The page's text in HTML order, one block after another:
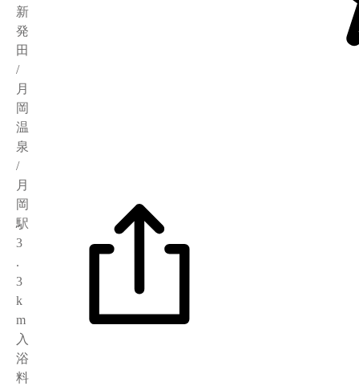
新
発
田
/
月
岡
温
泉
/
月
岡
駅
3
.
3
k
m
入
浴
料